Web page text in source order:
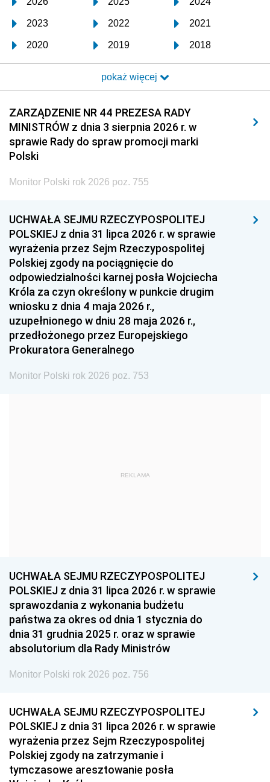
2023 2022 2021
2020 2019 2018
2017 2016 2015
2014 2013 2012
2011 2010 2009
2008 2007 2006
2005
1996 1995 1994
1993 1992 1991
1990 1989
1987 1986 1985
1984 1983
1981 1980 1979
1978 1977
1975 1974
1959
1939 1938 1937
1936 1930
pokaż więcej
ZARZĄDZENIE NR 44 PREZESA RADY
MINISTRÓW z dnia 3 sierpnia 2026 r. w
sprawie Rady do spraw promocji marki
Polski
Monitor Polski rok 2026 poz. 755
UCHWAŁA SEJMU RZECZYPOSPOLITEJ
POLSKIEJ z dnia 31 lipca 2026 r. w sprawie
wyrażenia przez Sejm Rzeczypospolitej
Polskiej zgody na pociągnięcie do
odpowiedzialności karnej posła Wojciecha
Króla za czyn określony w punkcie drugim
wniosku z dnia 4 maja 2026 r.,
uzupełnionego w dniu 28 maja 2026 r.,
przedłożonego przez Europejskiego
Prokuratora Generalnego
Monitor Polski rok 2026 poz. 753
REKLAMA
UCHWAŁA SEJMU RZECZYPOSPOLITEJ
POLSKIEJ z dnia 31 lipca 2026 r. w sprawie
sprawozdania z wykonania budżetu
państwa za okres od dnia 1 stycznia do
dnia 31 grudnia 2025 r. oraz w sprawie
absolutorium dla Rady Ministrów
Monitor Polski rok 2026 poz. 756
UCHWAŁA SEJMU RZECZYPOSPOLITEJ
POLSKIEJ z dnia 31 lipca 2026 r. w sprawie
wyrażenia przez Sejm Rzeczypospolitej
Polskiej zgody na zatrzymanie i
tymczasowe aresztowanie posła